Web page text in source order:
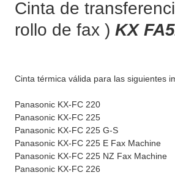
Cinta de
rollo de fax ) KX
Cinta térmica válida para las siguientes
Panasonic KX-FC 220
Panasonic KX-FC 225
Panasonic KX-FC 225 G-S
Panasonic KX-FC 225 E Fax Machine
Panasonic KX-FC 225 NZ Fax Machine
Panasonic KX-FC 226